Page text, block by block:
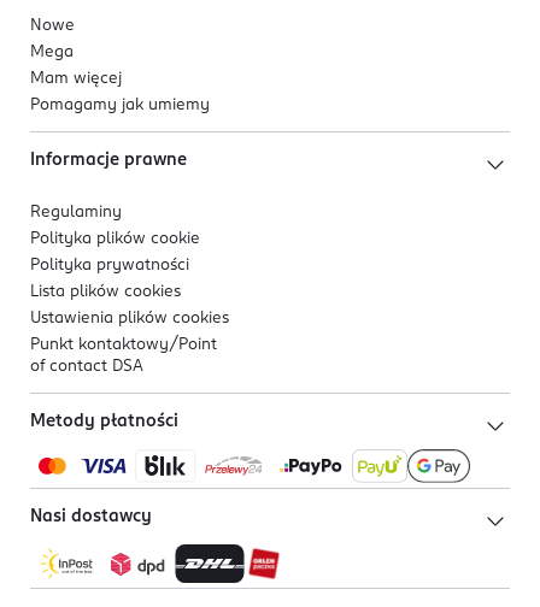
Nowe
Mega
Mam więcej
Pomagamy jak umiemy
Informacje prawne
Regulaminy
Polityka plików cookie
Polityka prywatności
Lista plików cookies
Ustawienia plików cookies
Punkt kontaktowy/ Point
of contact DSA
Metody płatności
Nasi dostawcy